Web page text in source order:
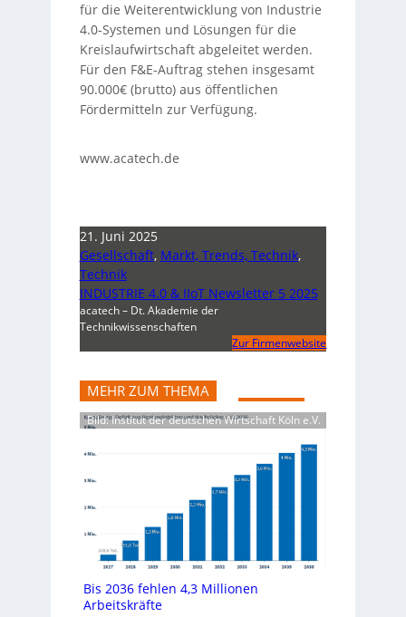
für die Weiterentwicklung von Industrie
4.0-Systemen und Lösungen für die
Kreislaufwirtschaft abgeleitet werden.
Für den F&E-Auftrag stehen insgesamt
90.000€ (brutto) aus öffentlichen
Fördermitteln zur Verfügung.
www.acatech.de
21. Juni 2025
Gesellschaft, Markt, Trends, Technik,
Technik
INDUSTRIE 4.0 & IIoT Newsletter 5 2025
acatech – Dt. Akademie der
Technikwissenschaften
Zur Firmenwebsite
MEHR ZUM THEMA
Bild: Institut der deutschen Wirtschaft Köln e.V.
Bis 2036 fehlen 4,3 Millionen
Arbeitskräfte